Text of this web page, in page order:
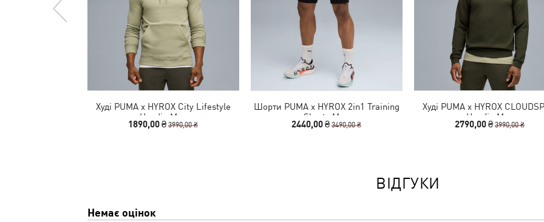
Худі PUMA x HYROX City Lifestyle
Hoodie Men
1890,00 ₴3990,00 ₴
Шорти PUMA x HYROX 2in1 Training
Shorts Men
2440,00 ₴3490,00 ₴
Худі PUMA x HYROX
Hoodie Men
2790,00 ₴3990,00 ₴
ВІДГУКИ
Немає оцінок